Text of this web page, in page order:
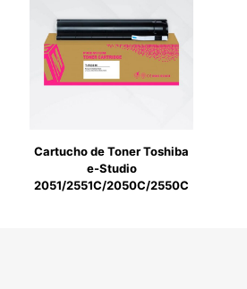
Cartucho de Toner Toshiba
e-Studio
2051/2551C/2050C/2550C